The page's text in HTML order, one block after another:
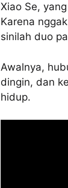
Xiao Se,
Karena
sinilah duo
Awalnya,
dingin, dan
hidup.